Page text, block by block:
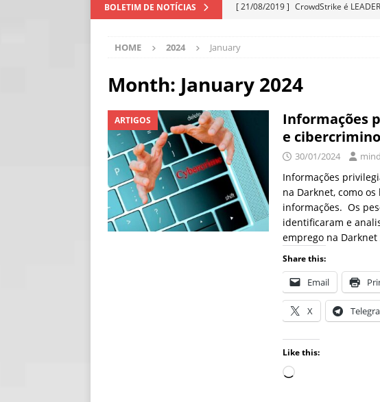
BOLETIM DE NOTÍCIAS [ 21/08/2019 ] CrowdStrike é
[ 06/08/2026 ]
industriais
NOTÍCIAS
[ 06/08/2026 ]
NOTÍCIAS
[ 06/08/2026 ]
NOTÍCIAS
[ 06/08/2026 ] Sem guardrails, a
[ 06/08/2026 ]
IA eleva taxa de
HOME 2024 January
Month: January 2024
ARTIGOS
Informações
e
30/01/2024
Informações
na Darknet, como
informações. Os
identificaram e
emprego na Darknet
Share this:
Email
X
Like this: